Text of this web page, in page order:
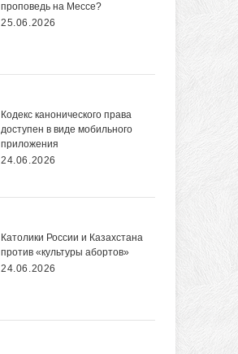
проповедь на Мессе?
25.06.2026
Кодекс канонического права
доступен в виде мобильного
приложения
24.06.2026
Католики России и Казахстана
против «культуры абортов»
24.06.2026